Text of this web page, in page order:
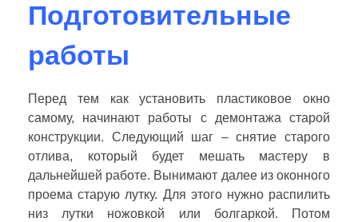
Подготовительные
работы
Перед тем как установить пластиковое окно
самому, начинают работы с демонтажа старой
конструкции. Следующий шаг – снятие старого
отлива, который будет мешать мастеру в
дальнейшей работе. Вынимают далее из оконного
проема старую лутку. Для этого нужно распилить
низ лутки ножовкой или болгаркой. Потом